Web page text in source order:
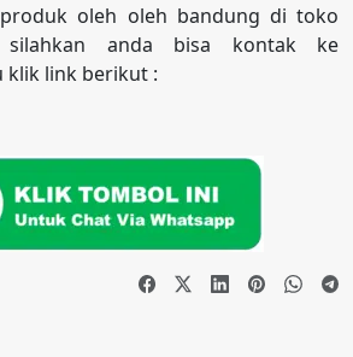
oleh oleh bandung di toko
silahkan anda bisa kontak ke
klik link berikut :